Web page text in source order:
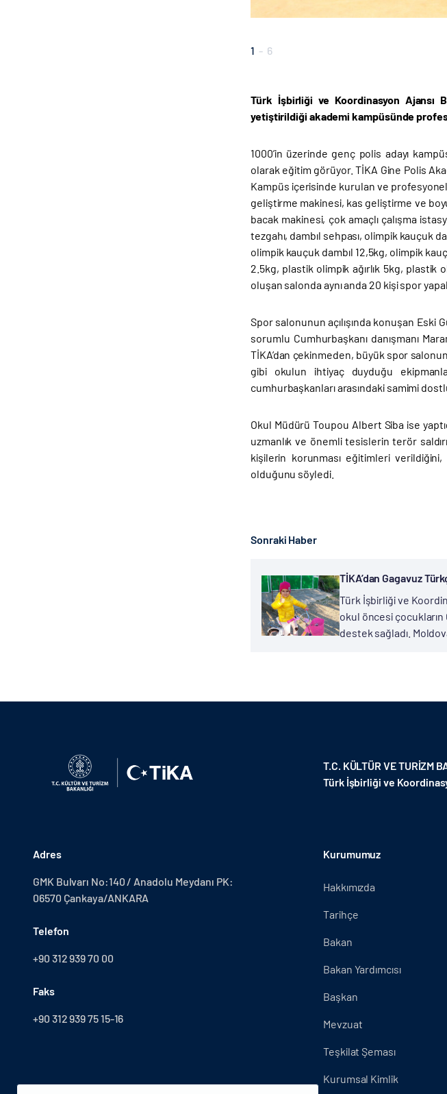
1 - 6
Türk İşbirliği ve Koordinasyon Ajansı
yetiştirildiği akademi kampüsünde
1000’in üzerinde genç polis adayı
olarak eğitim görüyor. TİKA Gine Polis
Kampüs içerisinde kurulan ve
geliştirme makinesi, kas geliştirme ve
bacak makinesi, çok amaçlı çalışma
tezgahı, dambıl sehpası, olimpik kauçuk
olimpik kauçuk dambıl 12,5kg, olimpik
2.5kg, plastik olimpik ağırlık 5kg, plastik
oluşan salonda aynı anda 20 kişi spor
Spor salonunun açılışında konuşan
sorumlu Cumhurbaşkanı danışmanı
TİKA’dan çekinmeden, büyük spor
gibi okulun ihtiyaç duyduğu
cumhurbaşkanları arasındaki samimi
Okul Müdürü Toupou Albert Siba ise
uzmanlık ve önemli tesislerin terör
kişilerin korunması eğitimleri
olduğunu söyledi.
Sonraki Haber
TİKA’dan Gagavuz
Türk İşbirliği ve
okul öncesi çocukların
destek sağladı.
T.C. KÜLTÜR VE TURİZM
Türk İşbirliği ve
Adres
GMK Bulvarı No:140 / Anadolu Meydanı PK:
06570 Çankaya/ANKARA
Telefon
+90 312 939 70 00
Faks
+90 312 939 75 15-16
Kurumumuz
Hakkımızda
Tarihçe
Bakan
Bakan Yardımcısı
Başkan
Mevzuat
Teşkilat Şeması
Kurumsal Kimlik